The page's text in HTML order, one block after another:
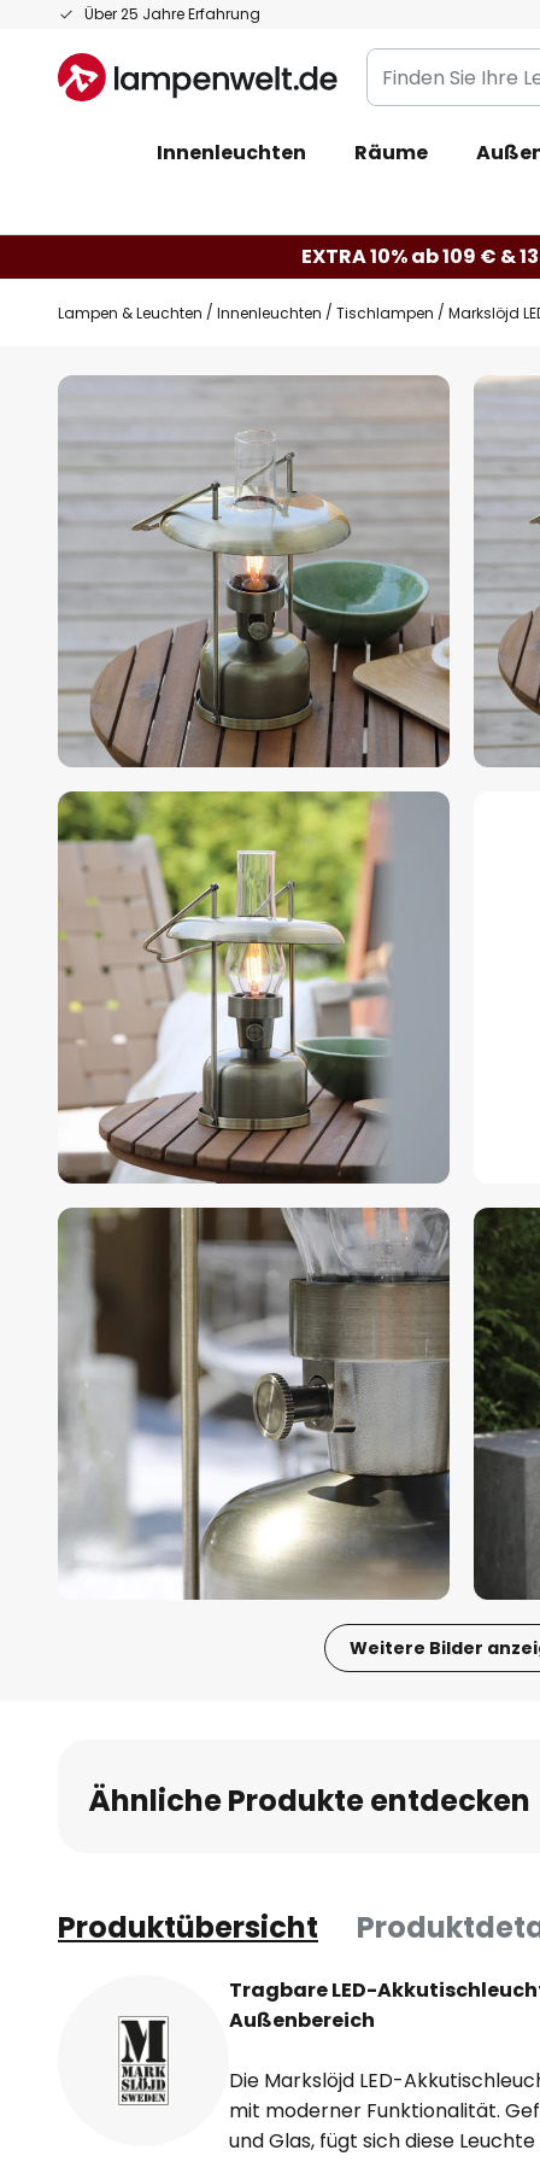
Über 25 Jahre Erfahrung
Zum
springen
Finden
Sie
Leuchte...
Innenleuchten Räume
EXTRA 10% ab 109 € &
Lampen & Leuchten Innenleuchten Tischlampen Markslöjd
Zum
der
Bildgalerie
springen
Weitere Bilder
Bildgalerie
springen
Ähnliche Produkte entdecken
Produktübersicht
Tragbare LED-
Außenbereich
Die Markslöjd LED-
mit moderner Funktionalität.
und Glas, fügt sich diese